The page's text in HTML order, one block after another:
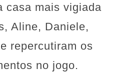
casa mais vigiada
Aline, Daniele,
repercutiram os
no jogo.